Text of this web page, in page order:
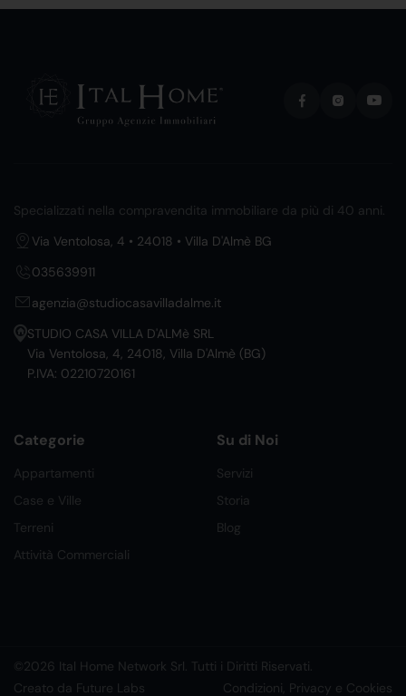
Specializzati nella compravendita immobiliare da più di 40 anni.
Via Ventolosa, 4 • 24018 • Villa D'Almè BG
035639911
agenzia@studiocasavilladalme.it
STUDIO CASA VILLA D'ALMè SRL
Via Ventolosa, 4, 24018, Villa D'Almè (BG)
P.IVA: 02210720161
Categorie
Appartamenti
Case e Ville
Terreni
Attività Commerciali
Su di Noi
Servizi
Storia
Blog
©2026 Ital Home Network Srl. Tutti i Diritti Riservati.
Creato da Future Labs
Condizioni, Privacy e Cookies